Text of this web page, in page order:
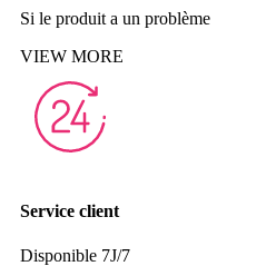
Si le produit a un problème
VIEW MORE
Service client
Disponible 7J/7